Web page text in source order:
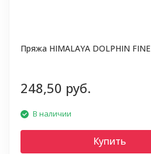
Пряжа HIMALAYA DOLPHIN FINE
248,50 руб.
В наличии
Купить